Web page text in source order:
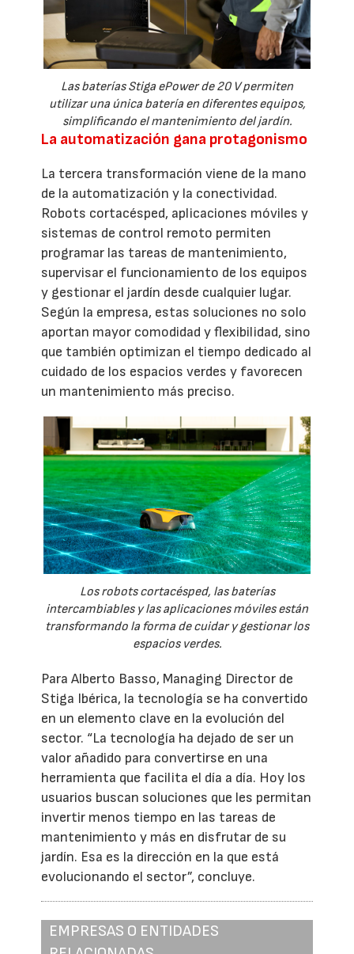
Las baterías Stiga ePower de 20 V permiten
utilizar una única batería en diferentes equipos,
simplificando el mantenimiento del jardín.
La automatización gana protagonismo
La tercera transformación viene de la mano
de la automatización y la conectividad.
Robots cortacésped, aplicaciones móviles y
sistemas de control remoto permiten
programar las tareas de mantenimiento,
supervisar el funcionamiento de los equipos
y gestionar el jardín desde cualquier lugar.
Según la empresa, estas soluciones no solo
aportan mayor comodidad y flexibilidad, sino
que también optimizan el tiempo dedicado al
cuidado de los espacios verdes y favorecen
un mantenimiento más preciso.
Los robots cortacésped, las baterías
intercambiables y las aplicaciones móviles están
transformando la forma de cuidar y gestionar los
espacios verdes.
Para Alberto Basso, Managing Director de
Stiga Ibérica, la tecnología se ha convertido
en un elemento clave en la evolución del
sector. “La tecnología ha dejado de ser un
valor añadido para convertirse en una
herramienta que facilita el día a día. Hoy los
usuarios buscan soluciones que les permitan
invertir menos tiempo en las tareas de
mantenimiento y más en disfrutar de su
jardín. Esa es la dirección en la que está
evolucionando el sector”, concluye.
EMPRESAS O ENTIDADES